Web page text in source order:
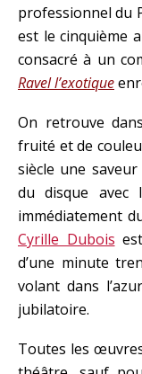
professionnel du
est le cinquième
consacré à un
Ravel l’exotique
On retrouve
fruité et de
siècle une
du disque avec
immédiatement
Cyrille Dubois
d’une minute
volant dans
jubilatoire.
Toutes les